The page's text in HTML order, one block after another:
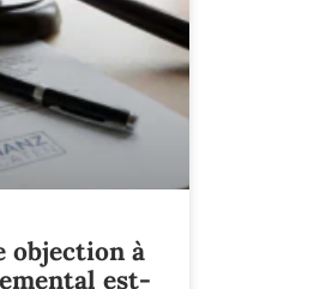
objection à
est-